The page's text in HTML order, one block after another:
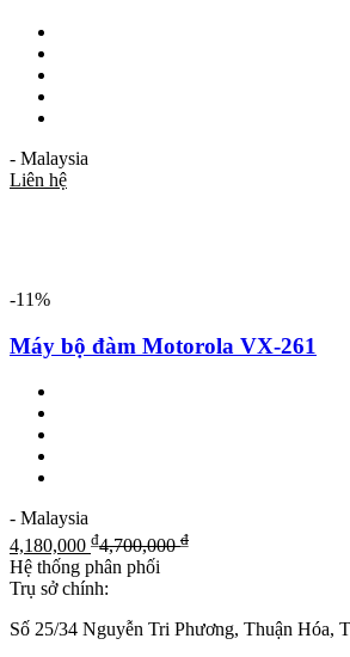
- Malaysia
Liên hệ
-11%
Máy bộ đàm Motorola VX-261
- Malaysia
4,180,000 ₫4,700,000₫
Hệ thống phân phối
Trụ sở chính:
Số 25/34 Nguyễn Tri Phương, Thuận Hóa,